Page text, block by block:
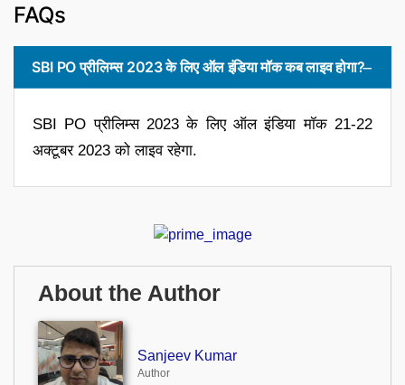
FAQs
SBI PO प्रीलिम्स 2023 के लिए ऑल इंडिया मॉक कब लाइव होगा?
SBI PO प्रीलिम्स 2023 के लिए ऑल इंडिया मॉक 21-22
अक्टूबर 2023 को लाइव रहेगा.
About the Author
Sanjeev Kumar
Author